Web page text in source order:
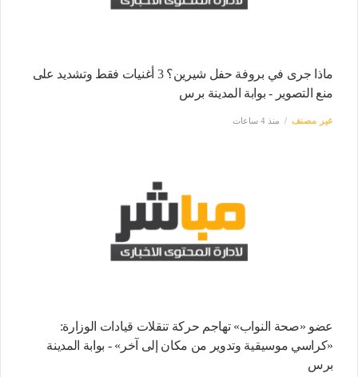
ماذا جرى في بروفة حفل شيرين؟ 3 أغنيات فقط وتشديد على
منع التصوير - بوابة المدينة برس
غير مصنف منذ 4 ساعات
عضو «صحة النواب» تهاجم حركة تنقلات قيادات الوزارة:
«كراسي موسيقية وتدوير من مكان إلى آخر» - بوابة المدينة
برس